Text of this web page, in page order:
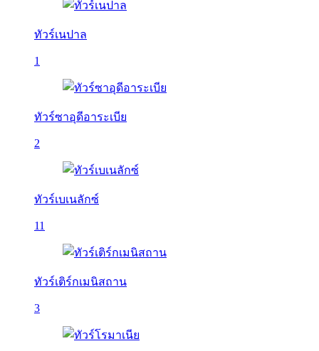
ทัวร์เนปาล
1
ทัวร์ซาอุดีอาระเบีย
2
ทัวร์เบเนลักซ์
11
ทัวร์เติร์กเมนิสถาน
3